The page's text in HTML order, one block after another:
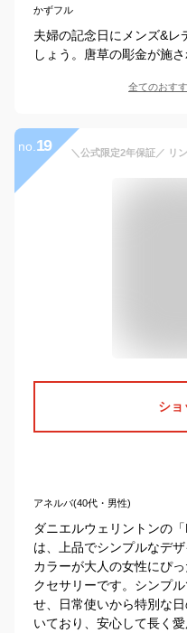
かずフル
夫婦の記念日にメンズ&レ
しょう。唐草の彫金が施
全てのおす
no. 19
ショ
アネルバ(40代・男性)
ダニエルウェリントンの
は、上品でシンプルなデ
カラーが大人の女性にぴ
クセサリーです。シンプ
せ、日常使いから特別な
いており、安心して長く